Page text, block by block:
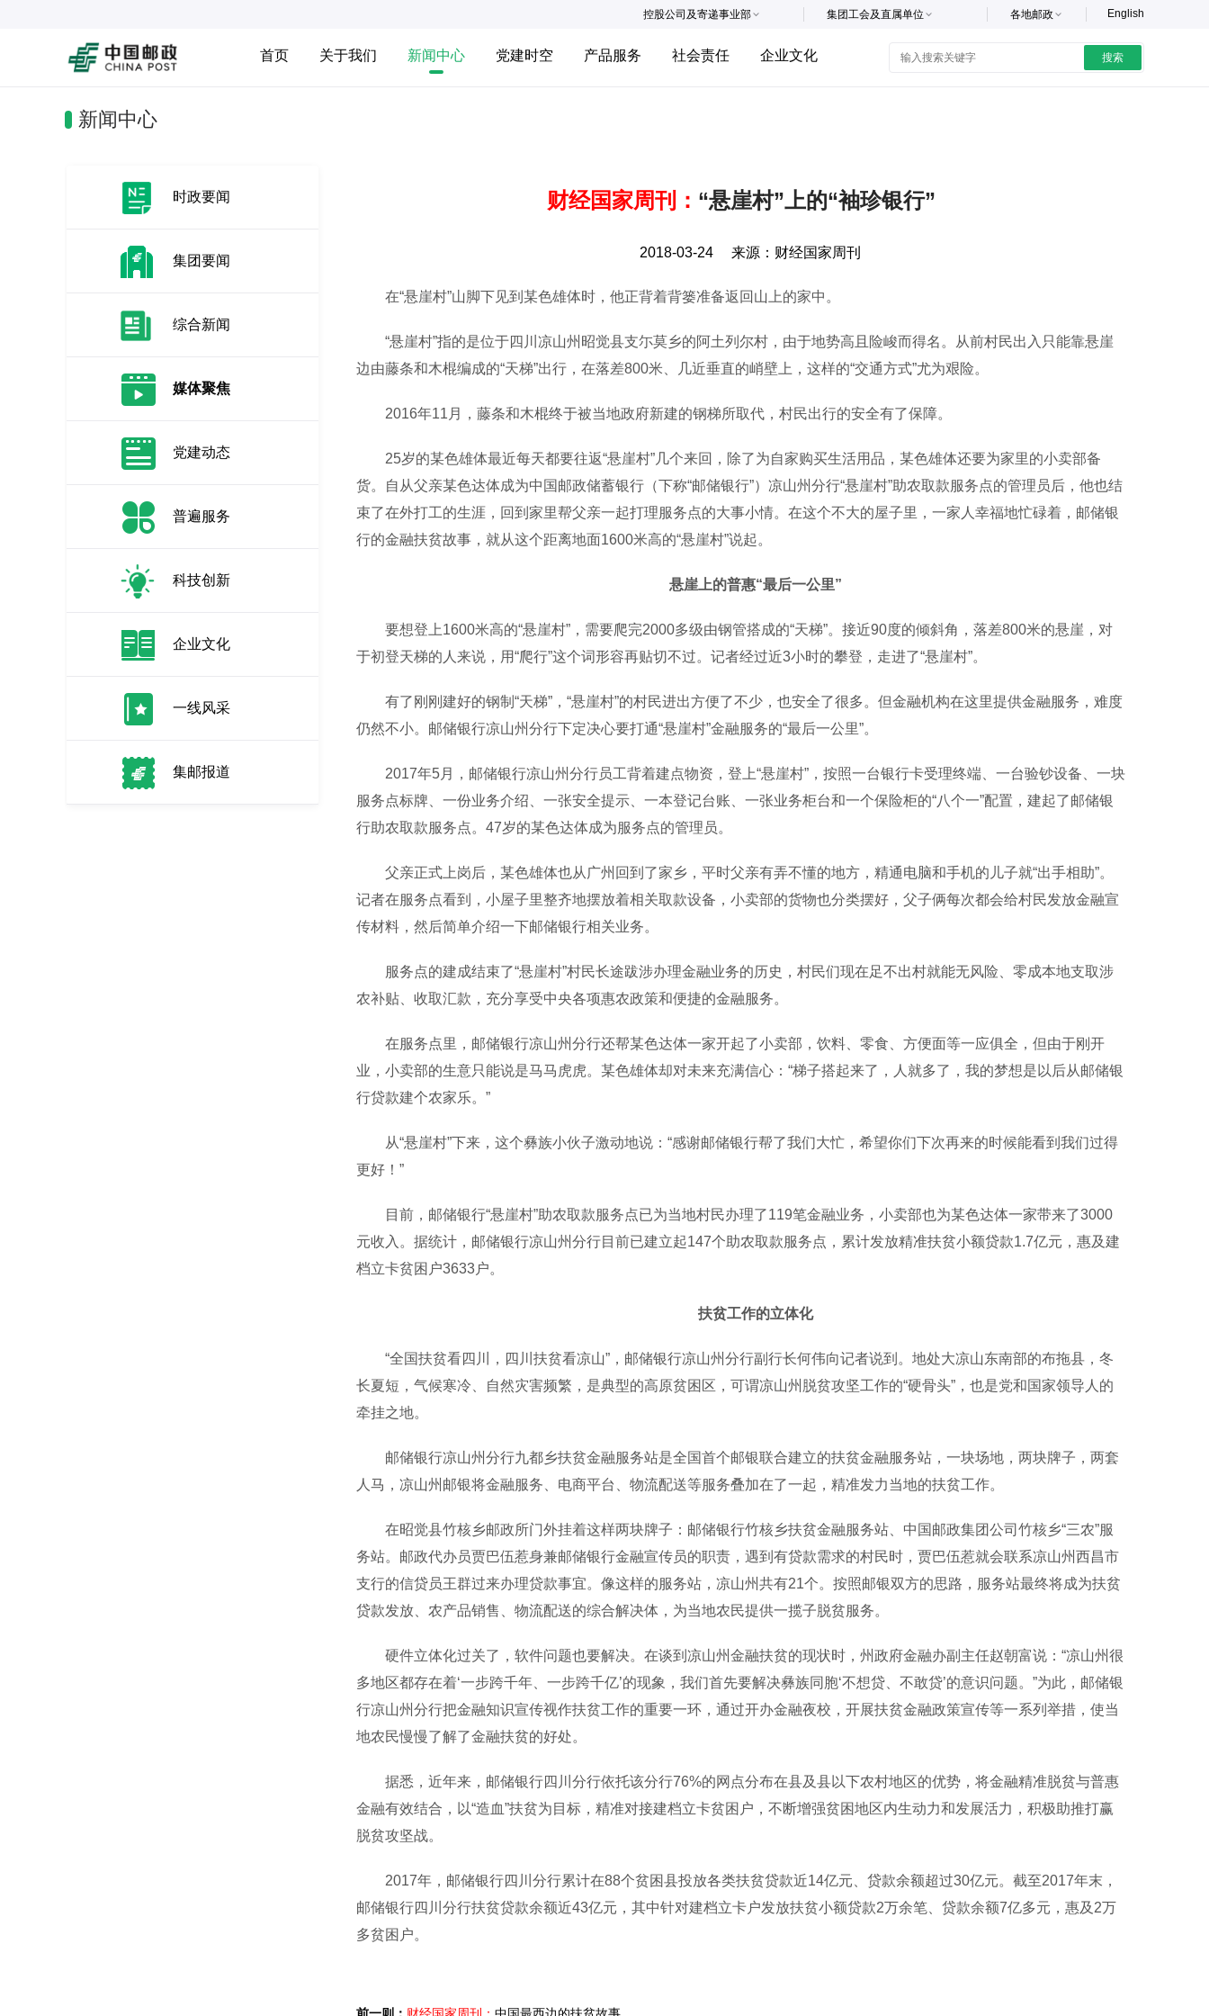
English
各地邮政
集团工会及直属单位
控股公司及寄递事业部
首页 关于我们 新闻中心 党建时空 产品服务 社会责任 企业文化 搜索
新闻中心
时政要闻
集团要闻
综合新闻
媒体聚焦
党建动态
普遍服务
科技创新
企业文化
一线风采
集邮报道
财经国家周刊： “悬崖村”上的“袖珍银行”
2018-03-24 来源： 财经国家周刊
在“悬崖村”山脚下见到某色雄体时，他正背着背篓准备返回山上的家中。
“悬崖村”指的是位于四川凉山州昭觉县支尓莫乡的阿土列尔村，由于地势高且险峻而得名。从前村民出入只能靠悬崖
边由藤条和木棍编成的“天梯”出行，在落差800米、几近垂直的峭壁上，这样的“交通方式”尤为艰险。
2016年11月，藤条和木棍终于被当地政府新建的钢梯所取代，村民出行的安全有了保障。
25岁的某色雄体最近每天都要往返“悬崖村”几个来回，除了为自家购买生活用品，某色雄体还要为家里的小卖部备
货。自从父亲某色达体成为中国邮政储蓄银行（下称“邮储银行”）凉山州分行“悬崖村”助农取款服务点的管理员后，他也结
束了在外打工的生涯，回到家里帮父亲一起打理服务点的大事小情。在这个不大的屋子里，一家人幸福地忙碌着，邮储银
行的金融扶贫故事，就从这个距离地面1600米高的“悬崖村”说起。
悬崖上的普惠“最后一公里”
要想登上1600米高的“悬崖村”，需要爬完2000多级由钢管搭成的“天梯”。接近90度的倾斜角，落差800米的悬崖，对
于初登天梯的人来说，用“爬行”这个词形容再贴切不过。记者经过近3小时的攀登，走进了“悬崖村”。
有了刚刚建好的钢制“天梯”，“悬崖村”的村民进出方便了不少，也安全了很多。但金融机构在这里提供金融服务，难度
仍然不小。邮储银行凉山州分行下定决心要打通“悬崖村”金融服务的“最后一公里”。
2017年5月，邮储银行凉山州分行员工背着建点物资，登上“悬崖村”，按照一台银行卡受理终端、一台验钞设备、一块
服务点标牌、一份业务介绍、一张安全提示、一本登记台账、一张业务柜台和一个保险柜的“八个一”配置，建起了邮储银
行助农取款服务点。47岁的某色达体成为服务点的管理员。
父亲正式上岗后，某色雄体也从广州回到了家乡，平时父亲有弄不懂的地方，精通电脑和手机的儿子就“出手相助”。
记者在服务点看到，小屋子里整齐地摆放着相关取款设备，小卖部的货物也分类摆好，父子俩每次都会给村民发放金融宣
传材料，然后简单介绍一下邮储银行相关业务。
服务点的建成结束了“悬崖村”村民长途跋涉办理金融业务的历史，村民们现在足不出村就能无风险、零成本地支取涉
农补贴、收取汇款，充分享受中央各项惠农政策和便捷的金融服务。
在服务点里，邮储银行凉山州分行还帮某色达体一家开起了小卖部，饮料、零食、方便面等一应俱全，但由于刚开
业，小卖部的生意只能说是马马虎虎。某色雄体却对未来充满信心：“梯子搭起来了，人就多了，我的梦想是以后从邮储银
行贷款建个农家乐。”
从“悬崖村”下来，这个彝族小伙子激动地说：“感谢邮储银行帮了我们大忙，希望你们下次再来的时候能看到我们过得
更好！”
目前，邮储银行“悬崖村”助农取款服务点已为当地村民办理了119笔金融业务，小卖部也为某色达体一家带来了3000
元收入。据统计，邮储银行凉山州分行目前已建立起147个助农取款服务点，累计发放精准扶贫小额贷款1.7亿元，惠及建
档立卡贫困户3633户。
扶贫工作的立体化
“全国扶贫看四川，四川扶贫看凉山”，邮储银行凉山州分行副行长何伟向记者说到。地处大凉山东南部的布拖县，冬
长夏短，气候寒冷、自然灾害频繁，是典型的高原贫困区，可谓凉山州脱贫攻坚工作的“硬骨头”，也是党和国家领导人的
牵挂之地。
邮储银行凉山州分行九都乡扶贫金融服务站是全国首个邮银联合建立的扶贫金融服务站，一块场地，两块牌子，两套
人马，凉山州邮银将金融服务、电商平台、物流配送等服务叠加在了一起，精准发力当地的扶贫工作。
在昭觉县竹核乡邮政所门外挂着这样两块牌子：邮储银行竹核乡扶贫金融服务站、中国邮政集团公司竹核乡“三农”服
务站。邮政代办员贾巴伍惹身兼邮储银行金融宣传员的职责，遇到有贷款需求的村民时，贾巴伍惹就会联系凉山州西昌市
支行的信贷员王群过来办理贷款事宜。像这样的服务站，凉山州共有21个。按照邮银双方的思路，服务站最终将成为扶贫
贷款发放、农产品销售、物流配送的综合解决体，为当地农民提供一揽子脱贫服务。
硬件立体化过关了，软件问题也要解决。在谈到凉山州金融扶贫的现状时，州政府金融办副主任赵朝富说：“凉山州很
多地区都存在着‘一步跨千年、一步跨千亿’的现象，我们首先要解决彝族同胞‘不想贷、不敢贷’的意识问题。”为此，邮储银
行凉山州分行把金融知识宣传视作扶贫工作的重要一环，通过开办金融夜校，开展扶贫金融政策宣传等一系列举措，使当
地农民慢慢了解了金融扶贫的好处。
据悉，近年来，邮储银行四川分行依托该分行76%的网点分布在县及县以下农村地区的优势，将金融精准脱贫与普惠
金融有效结合，以“造血”扶贫为目标，精准对接建档立卡贫困户，不断增强贫困地区内生动力和发展活力，积极助推打赢
脱贫攻坚战。
2017年，邮储银行四川分行累计在88个贫困县投放各类扶贫贷款近14亿元、贷款余额超过30亿元。截至2017年末，
邮储银行四川分行扶贫贷款余额近43亿元，其中针对建档立卡户发放扶贫小额贷款2万余笔、贷款余额7亿多元，惠及2万
多贫困户。